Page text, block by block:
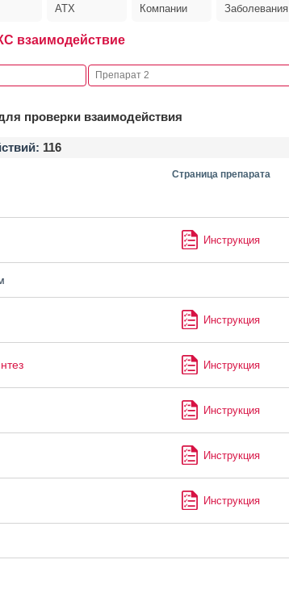
АТХ Компании Заболевания
взаимодействие
проверки взаимодействия
116
Страница препарата
Инструкция
Инструкция
Инструкция
Инструкция
Инструкция
Инструкция